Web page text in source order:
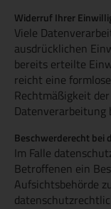
Widerruf Ihrer
Viele
ausdrücklichen
bereits erteilte
reicht eine
Rechtmäßigkeit
Beschwerderecht bei
Im Falle
Betroffenen ein
Aufsichtsbehörde